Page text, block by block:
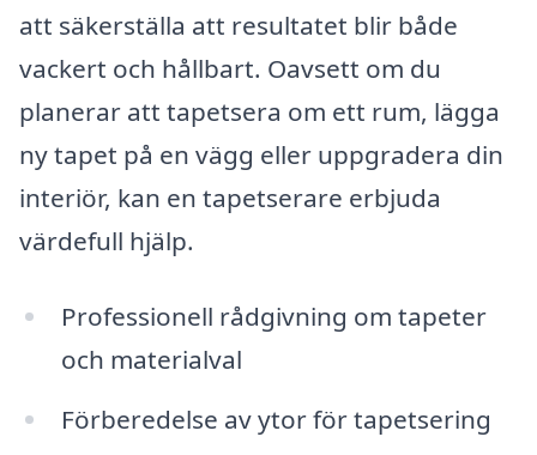
att säkerställa att resultatet blir både
vackert och hållbart. Oavsett om du
planerar att tapetsera om ett rum, lägga
ny tapet på en vägg eller uppgradera din
interiör, kan en tapetserare erbjuda
värdefull hjälp.
Professionell rådgivning om tapeter
och materialval
Förberedelse av ytor för tapetsering